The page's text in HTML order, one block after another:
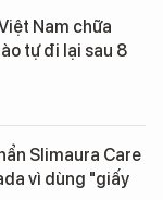
Nam chữa
tự đi lại sau 8
Slimaura Care
vì dùng "giấy